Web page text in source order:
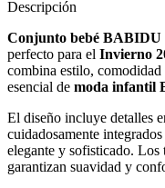
Descripción
Conjunto bebé BABIDU
perfecto para el Invierno
combina estilo,
esencial de moda infantil
El diseño incluye detalles
cuidadosamente
elegante y sofisticado. Los
garantizan suavidad y